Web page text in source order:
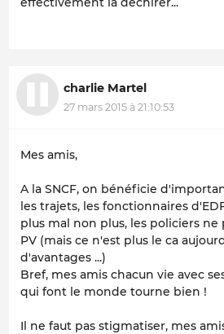
charlie Martel
27 mars 2015 à 21:10:53
Mes amis,
A la SNCF, on bénéficie
les trajets, les fonctionnaires
plus mal non plus, les policiers ne
PV (mais ce n'est plus le ca
d'avantages ...)
Bref, mes amis chacun vie avec
qui font le monde tourne bien !
Il ne faut pas stigmatiser, mes